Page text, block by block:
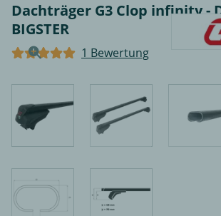
Dachträger G3 Clop infinity -
BIGSTER
1 Bewertung